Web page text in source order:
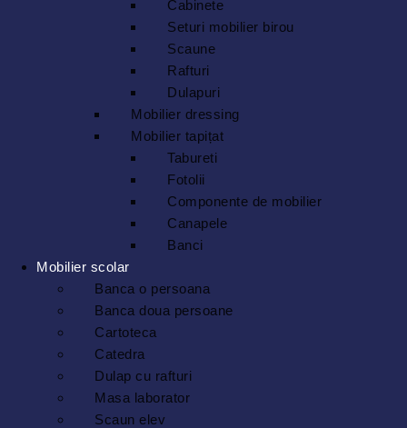
Cabinete
Seturi mobilier birou
Scaune
Rafturi
Dulapuri
Mobilier dressing
Mobilier tapițat
Tabureti
Fotolii
Componente de mobilier
Canapele
Banci
Mobilier scolar
Banca o persoana
Banca doua persoane
Cartoteca
Catedra
Dulap cu rafturi
Masa laborator
Scaun elev